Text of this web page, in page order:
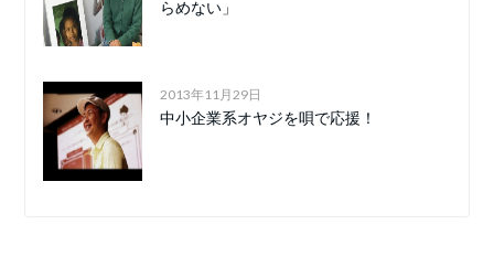
らめない」
2013年11月29日
中小企業系オヤジを唄で応援！